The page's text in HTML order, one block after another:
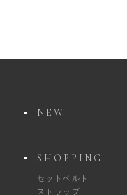
NEW
SHOPPING
セットベルト
ストラップ